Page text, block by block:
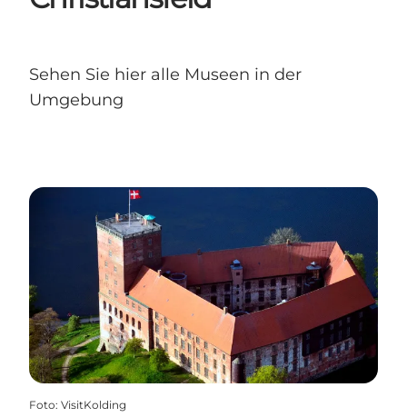
Tickets
Sehen Sie hier alle Museen in der
Umgebung
Foto: VisitKolding